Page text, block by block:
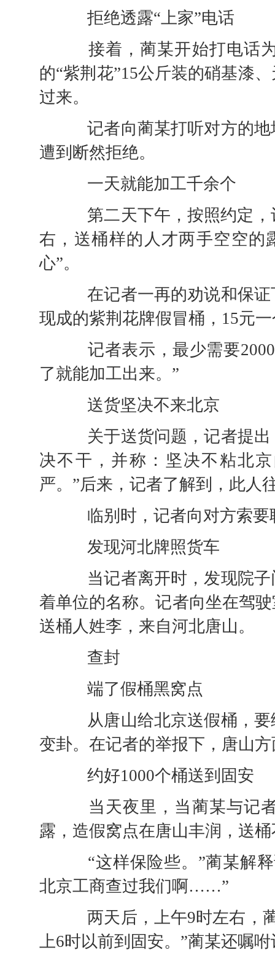
拒绝透露“上家”电话
接着，蔺某开始打电话为
的“紫荆花”15公斤装的硝基漆
过来。
记者向蔺某打听对方的地
遭到断然拒绝。
一天就能加工千余个
第二天下午，按照约定，
右，送桶样的人才两手空空的
心”。
在记者一再的劝说和保证
现成的紫荆花牌假冒桶，15元
记者表示，最少需要2000
了就能加工出来。”
送货坚决不来北京
关于送货问题，记者提出
决不干，并称：坚决不粘北
严。”后来，记者了解到，此人
临别时，记者向对方索要
发现河北牌照货车
当记者离开时，发现院子
着单位的名称。记者向坐在驾
送桶人姓李，来自河北唐山。
查封
端了假桶黑窝点
从唐山给北京送假桶，要
变卦。在记者的举报下，唐山
约好1000个桶送到固安
当天夜里，当蔺某与记者
露，造假窝点在唐山丰润，送
“这样保险些。”蔺某解释
北京工商查过我们啊……”
两天后，上午9时左右，蔺
上6时以前到固安。”蔺某还嘱